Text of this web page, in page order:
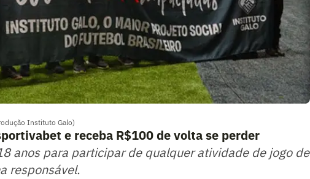
Instituto Galo)
e receba R$100 de volta se perder
anos para participar de qualquer atividade de jogo de
responsável.